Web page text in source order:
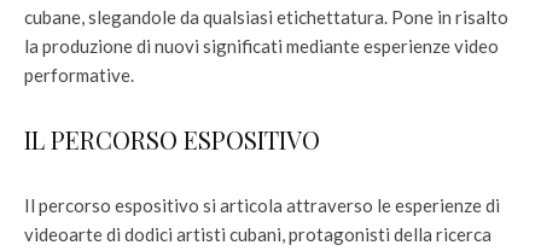
cubane, slegandole da qualsiasi etichettatura. Pone in risalto
la produzione di nuovi significati mediante esperienze video
performative.
IL PERCORSO ESPOSITIVO
Il percorso espositivo si articola attraverso le esperienze di
videoarte di dodici artisti cubani, protagonisti della ricerca